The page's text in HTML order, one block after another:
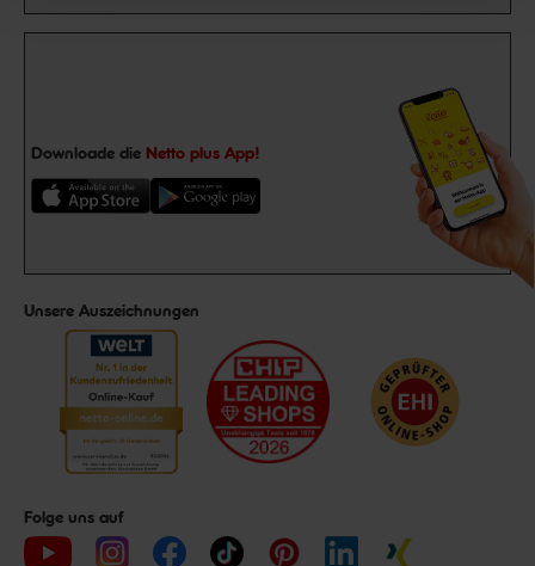
Downloade die Netto plus App!
Unsere Auszeichnungen
Folge uns auf